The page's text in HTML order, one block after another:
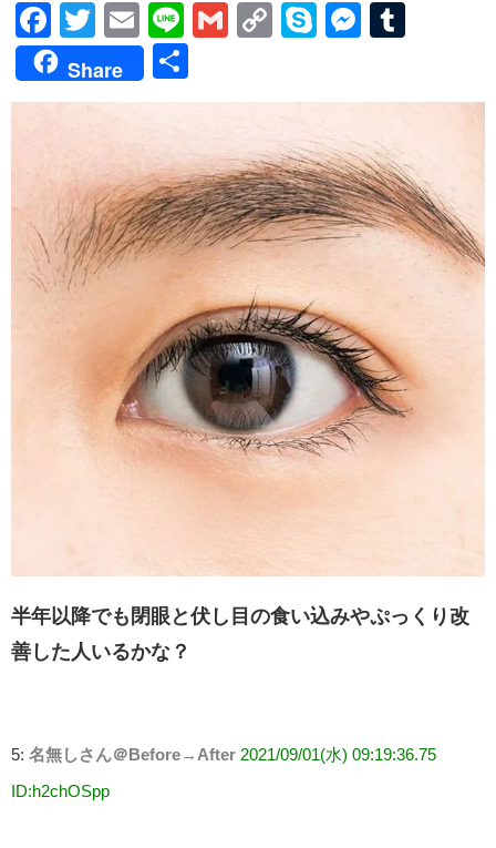
Facebook
Twitter
EmailLineGmailCopySkype
Share
有
半年以降でも閉眼と伏し目の食い込みやぷっくり改
善した人いるかな？
5: 名無しさん＠Before→After 2021/09/01(水) 09:19:36.75
ID:h2chOSpp